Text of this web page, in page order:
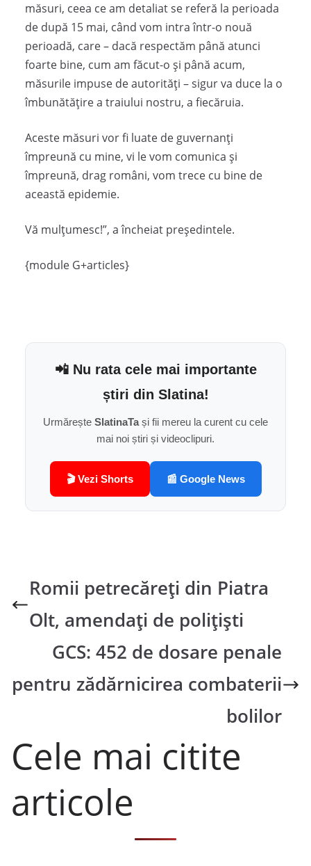
măsuri, ceea ce am detaliat se referă la perioada
de după 15 mai, când vom intra într-o nouă
perioadă, care – dacă respectăm până atunci
foarte bine, cum am făcut-o și până acum,
măsurile impuse de autorități – sigur va duce la o
îmbunătățire a traiului nostru, a fiecăruia.
Aceste măsuri vor fi luate de guvernanți
împreună cu mine, vi le vom comunica și
împreună, drag români, vom trece cu bine de
această epidemie.
Vă mulțumesc!”, a încheiat președintele.
{module G+articles}
📲 Nu rata cele mai importante
știri din Slatina!
Urmărește SlatinaTași fii mereu la curent cu cele
mai noi știri și videoclipuri.
🎬 Vezi Shorts 📰 Google News
Romii petrecăreți din Piatra
Olt, amendați de polițiști
GCS: 452 de dosare penale
pentru zădărnicirea combaterii
bolilor
Cele mai citite
articole